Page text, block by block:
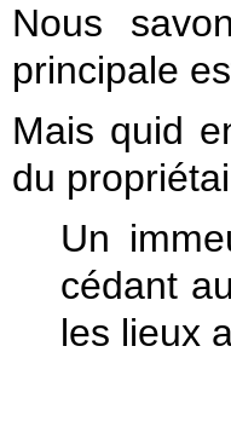
Nous
principale
Mais quid
du
Un
cédant
les lieux